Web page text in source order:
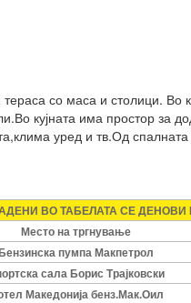
со маса и столици. Во
кујната има простор за
уред и тв.Од
ВО ТАБЕЛАТА СЕ
Место на тргнување
пумпа Макпетрол
сала Борис Трајковски
Македонија бенз.Мак.Оил